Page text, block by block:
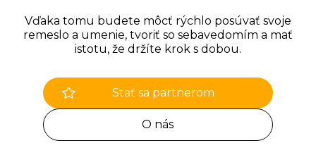
Vďaka tomu budete môcť rýchlo posúvať svoje
remeslo a umenie, tvoriť so sebavedomím a mať
istotu, že držíte krok s dobou.
Stať sa partnerom
O nás